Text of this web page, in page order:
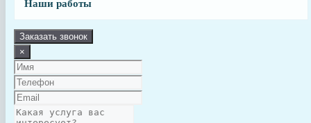
Наши работы
Заказать звонок
×